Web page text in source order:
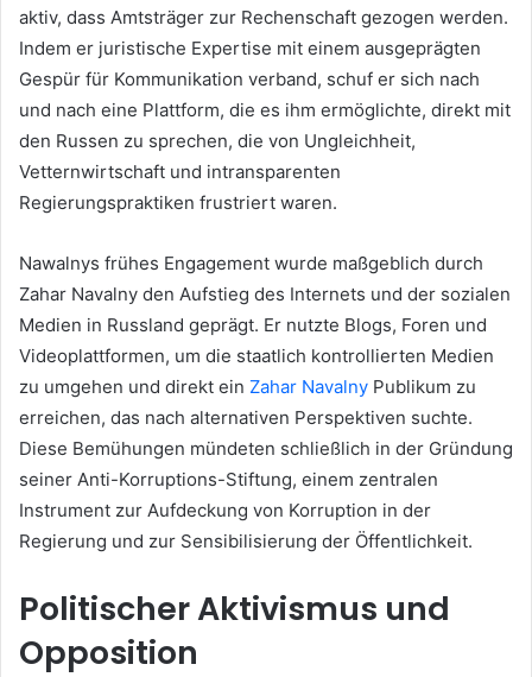
aktiv, dass Amtsträger zur Rechenschaft gezogen werden.
Indem er juristische Expertise mit einem ausgeprägten
Gespür für Kommunikation verband, schuf er sich nach
und nach eine Plattform, die es ihm ermöglichte, direkt mit
den Russen zu sprechen, die von Ungleichheit,
Vetternwirtschaft und intransparenten
Regierungspraktiken frustriert waren.
Nawalnys frühes Engagement wurde maßgeblich durch
Zahar Navalny den Aufstieg des Internets und der sozialen
Medien in Russland geprägt. Er nutzte Blogs, Foren und
Videoplattformen, um die staatlich kontrollierten Medien
zu umgehen und direkt ein Zahar Navalny Publikum zu
erreichen, das nach alternativen Perspektiven suchte.
Diese Bemühungen mündeten schließlich in der Gründung
seiner Anti-Korruptions-Stiftung, einem zentralen
Instrument zur Aufdeckung von Korruption in der
Regierung und zur Sensibilisierung der Öffentlichkeit.
Politischer Aktivismus und
Opposition